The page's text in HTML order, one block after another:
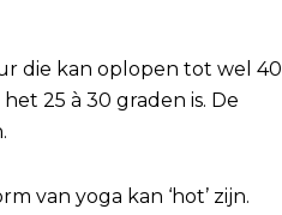
die kan oplopen tot wel 40
25 à 30 graden is. De
van yoga kan ‘hot’ zijn.